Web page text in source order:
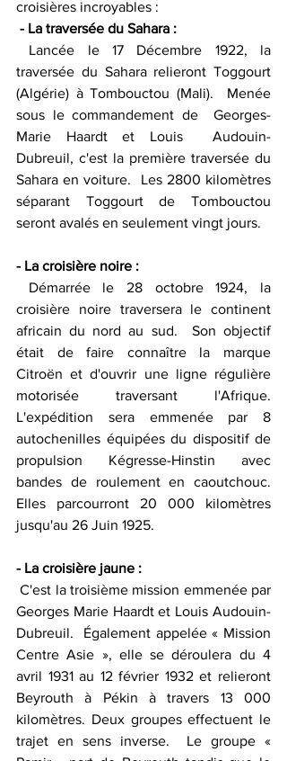
croisières incroyables :
- La traversée du Sahara :
traversée du Sahara relieront Toggourt
(Algérie) à Tombouctou (Mali).  Menée
sous le commandement de  Georges-
Marie Haardt et Louis  Audouin-
Dubreuil, c'est la première traversée du
Sahara en voiture.  Les 2800 kilomètres
séparant Toggourt de Tombouctou
seront avalés en seulement vingt jours.
- La croisière noire :
croisière noire traversera le continent
africain du nord au sud.  Son objectif
était de faire connaître la marque
Citroën et d'ouvrir une ligne régulière
motorisée traversant l'Afrique.
L'expédition sera emmenée par 8
autochenilles équipées du dispositif de
propulsion Kégresse-Hinstin avec
bandes de roulement en caoutchouc.
Elles parcourront 20 000 kilomètres
jusqu'au 26 Juin 1925.
- La croisière jaune :
C'est la troisième mission emmenée par
Georges Marie Haardt et Louis Audouin-
Dubreuil.  Également appelée « Mission
Centre Asie », elle se déroulera du 4
avril 1931 au 12 février 1932 et relieront
Beyrouth à Pékin à travers 13 000
kilomètres. Deux groupes effectuent le
trajet en sens inverse.  Le groupe «